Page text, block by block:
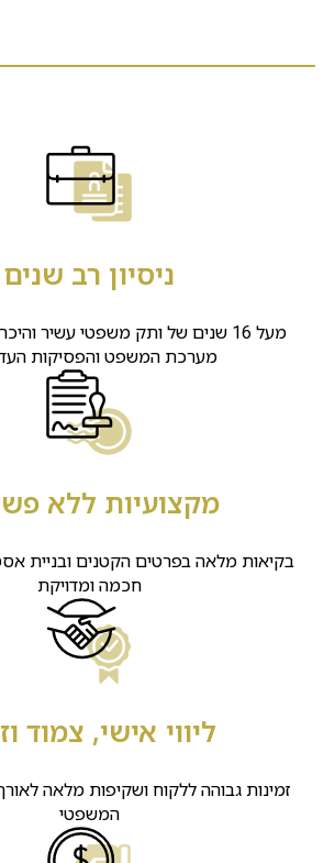
ניסיון רב שנים
מעל 16 שנים של ותק משפטי עשיר
מערכת המשפט והפסיקות
מקצועיות ללא
בקיאות מלאה בפרטים הקטנים ובניית
חכמה ומדויקת
ליווי אישי, צמוד
זמינות גבוהה ללקוח ושקיפות מלאה
המשפטי